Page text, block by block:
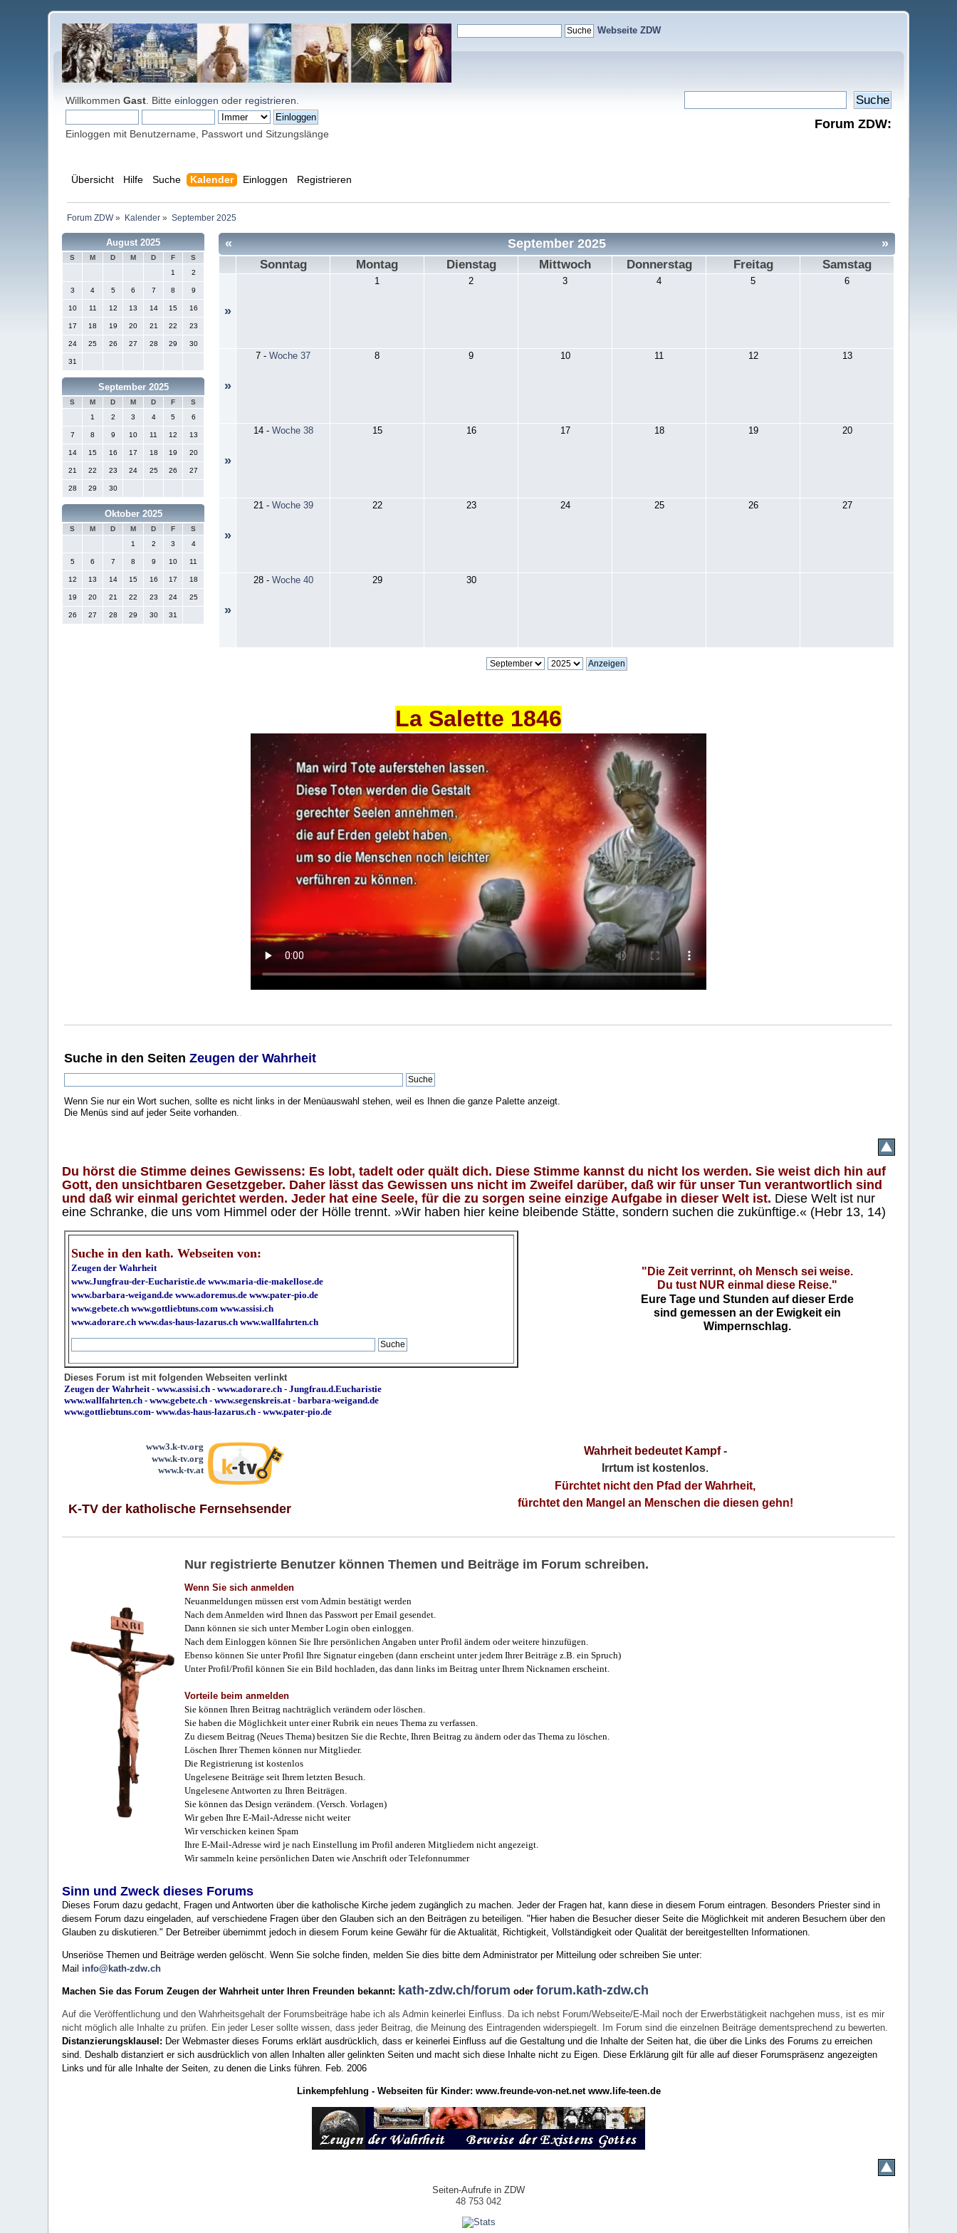
Webseite ZDW
WillkommenGast . Bitteeinloggen oder registrieren
Einloggen mit Benutzername, Passwort und Sitzungslänge
Forum ZDW:
Übersicht Hilfe Suche Kalender Einloggen Registrieren
Forum ZDW» Kalender» September 2025
August 2025
S M D M D F
S
1
2
3 4 5 6 7 8 9
10 11 12 13 14 15 16
17 18 19 20 21 22 23
24 25 26 27 28 29 30
31
September 2025
S M D M D F
S
1
2 3 4 5 6
7 8 9 10 11 12 13
14 15 16 17 18 19 20
21 22 23 24 25 26 27
28 29 30
Oktober 2025
S M D M D F
S
1
2 3 4
5 6 7 8 9 10 11
12 13 14 15 16 17 18
19 20 21 22 23 24 25
26 27 28 29 30 31
« »
September 2025
Sonntag Montag Dienstag Mittwoch Donnerstag Freitag Samstag
»
1 2 3 4 5 6
»
7 -Woche 37 8 9 10 11 12 13
»
14- Woche 38 15 16 17 18 19 20
»
21 - Woche 39 22 23 24 25 26 27
»
28- Woche 40 29 30
La Salette 1846
Suche in den SeitenZeugen der Wahrheit
Wenn Sie nur ein Wort suchen, sollte es nicht links in der Menüauswahl stehen, weil es Ihnen die ganze Palette anzeigt.
Die Menüs sind auf jeder Seite vorhanden.
Du hörst die Stimme deines Gewissens: Es lobt, tadelt oder quält dich. Diese Stimme kannst du nicht los werden. Sie weist dich hin auf
Gott, den unsichtbaren Gesetzgeber. Daher lässt das Gewissen uns nicht im Zweifel darüber, daß wir für unser Tun verantwortlich sind
und daß wir einmal gerichtet werden. Jeder hat eine Seele, für die zu sorgen seine einzige Aufgabe in dieser Welt ist. Diese Welt ist nur
eine Schranke, die uns vom Himmel oder der Hölle trennt. »Wir haben hier keine bleibende Stätte, sondern suchen die zukünftige.« (Hebr 13, 14)
Suche in den kath. Webseiten von:
Zeugen der Wahrheit
www.Jungfrau-der-Eucharistie.de www.maria-die-makellose.de
www.barbara-weigand.de www.adoremus.de www.pater-pio.de
www.gebete.ch www.gottliebtuns.com www.assisi.ch
www.adorare.ch www.das-haus-lazarus.ch www.wallfahrten.ch
"Die Zeit verrinnt, oh Mensch sei weise.
Du tust NUR einmal diese Reise."
Eure Tage und Stunden auf dieser Erde
sind gemessen an der Ewigkeit ein
Wimpernschlag.
Dieses Forum ist mit folgenden Webseiten verlinkt
Zeugen der Wahrheit -www.assisi.ch -www.adorare.ch -Jungfrau.d.Eucharistie
www.wallfahrten.ch -www.gebete.ch -www.segenskreis.at -barbara-weigand.de
www.gottliebtuns.com-www.das-haus-lazarus.ch - www.pater-pio.de
www3.k-tv.org
www.k-tv.org
www.k-tv.at
K-TV der katholische Fernsehsender
Wahrheit bedeutet Kampf-
Irrtum ist kostenlos.
Fürchtet nicht den Pfad der Wahrheit,
fürchtet den Mangel an Menschen die diesen gehn!
Nur registrierte Benutzer können Themen und Beiträge im Forum schreiben.
Wenn Sie sich anmelden
Neuanmeldungen müssen erst vom Admin bestätigt werden
Nach dem Anmelden wird Ihnen das Passwort per Email gesendet.
Dann können sie sich unter Member Login oben einloggen.
Nach dem Einloggen können Sie Ihre persönlichen Angaben unter Profil ändern oder weitere hinzufügen.
Ebenso können Sie unter Profil Ihre Signatur eingeben (dann erscheint unter jedem Ihrer Beiträge z.B. ein Spruch)
Unter Profil/Profil können Sie ein Bild hochladen, das dann links im Beitrag unter Ihrem Nicknamen erscheint.
Vorteile beim anmelden
Sie können Ihren Beitrag nachträglich verändern oder löschen.
Sie haben die Möglichkeit unter einer Rubrik ein neues Thema zu verfassen.
Zu diesem Beitrag (Neues Thema) besitzen Sie die Rechte, Ihren Beitrag zu ändern oder das Thema zu löschen.
Löschen Ihrer Themen können nur Mitglieder.
Die Registrierung ist kostenlos
Ungelesene Beiträge seit Ihrem letzten Besuch.
Ungelesene Antworten zu Ihren Beiträgen.
Sie können das Design verändern. (Versch. Vorlagen)
Wir geben Ihre E-Mail-Adresse nicht weiter
Wir verschicken keinen Spam
Ihre E-Mail-Adresse wird je nach Einstellung im Profil anderen Mitgliedern nicht angezeigt.
Wir sammeln keine persönlichen Daten wie Anschrift oder Telefonnummer
Sinn und Zweck dieses Forums
Dieses Forum dazu gedacht, Fragen und Antworten über die katholische Kirche jedem zugänglich zu machen. Jeder der Fragen hat, kann diese in diesem Forum eintragen. Besonders Priester sind in
diesem Forum dazu eingeladen, auf verschiedene Fragen über den Glauben sich an den Beiträgen zu beteiligen. "Hier haben die Besucher dieser Seite die Möglichkeit mit anderen Besuchern über den
Glauben zu diskutieren." Der Betreiber übernimmt jedoch in diesem Forum keine Gewähr für die Aktualität, Richtigkeit, Vollständigkeit oder Qualität der bereitgestellten Informationen.
Unseriöse Themen und Beiträge werden gelöscht. Wenn Sie solche finden, melden Sie dies bitte dem Administrator per Mitteilung oder schreiben Sie unter:
Mail info@kath-zdw.ch
Machen Sie das Forum Zeugen der Wahrheit unter Ihren Freunden bekannt: kath-zdw.ch/forum oderforum.kath-zdw.ch
Auf die Veröffentlichung und den Wahrheitsgehalt der Forumsbeiträge habe ich als Admin keinerlei Einfluss. Da ich nebst Forum/Webseite/E-Mail noch der Erwerbstätigkeit nachgehen muss, ist es mir
nicht möglich alle Inhalte zu prüfen. Ein jeder Leser sollte wissen, dass jeder Beitrag, die Meinung des Eintragenden widerspiegelt. Im Forum sind die einzelnen Beiträge dementsprechend zu bewerten.
Distanzierungsklausel: Der Webmaster dieses Forums erklärt ausdrücklich, dass er keinerlei Einfluss auf die Gestaltung und die Inhalte der Seiten hat, die über die Links des Forums zu erreichen
sind. Deshalb distanziert er sich ausdrücklich von allen Inhalten aller gelinkten Seiten und macht sich diese Inhalte nicht zu Eigen. Diese Erklärung gilt für alle auf dieser Forumspräsenz angezeigten
Links und für alle Inhalte der Seiten, zu denen die Links führen. Feb. 2006
Linkempfehlung - Webseiten für Kinder: www.freunde-von-net.net www.life-teen.de
Seiten-Aufrufe in ZDW
48 753 042